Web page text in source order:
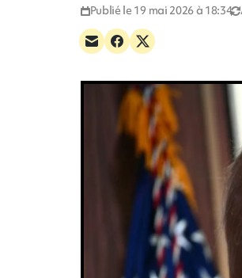
Publié le 19 mai 2026 à 18:34